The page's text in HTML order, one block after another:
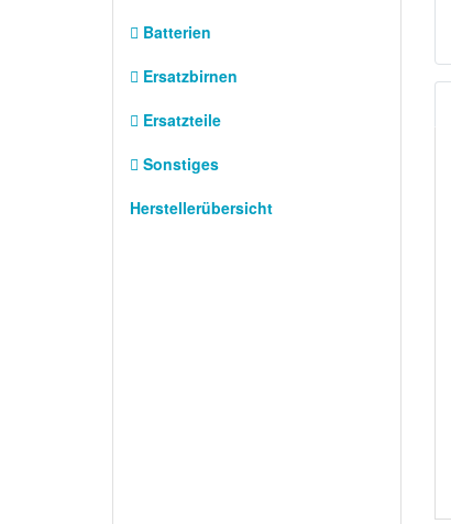
Batterien
Ersatzbirnen
Ersatzteile
Sonstiges
Herstellerübersicht